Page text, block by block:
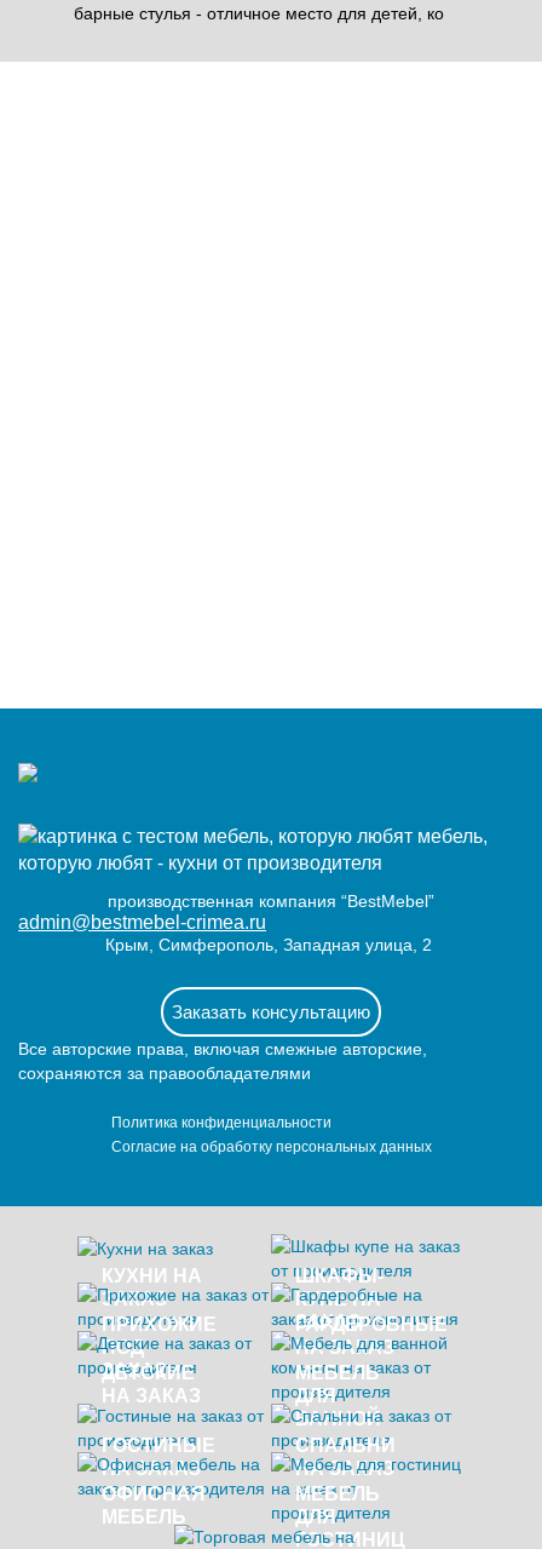
барные стулья - отличное место для детей, ко
мебель,
которую любят - кухни от производителя
производственная компания “BestMebel”
admin@bestmebel-crimea.ru
Крым, Симферополь, Западная улица, 2
Заказать консультацию
Все авторские права, включая смежные авторские,
сохраняются за правообладателями
Политика конфиденциальности
Согласие на обработку персональных данных
КУХНИ НА
ЗАКАЗ
ШКАФЫ-
КУПЕ НА
ЗАКАЗ
ПРИХОЖИЕ
ПОД
ЗАКАЗ
ГАРДЕРОБНЫЕ
НА ЗАКАЗ
ДЕТСКИЕ
НА ЗАКАЗ
МЕБЕЛЬ
ДЛЯ
ВАННОЙ
ГОСТИНЫЕ
НА ЗАКАЗ
СПАЛЬНИ
НА ЗАКАЗ
ОФИСНАЯ
МЕБЕЛЬ
МЕБЕЛЬ
ДЛЯ
ГОСТИНИЦ